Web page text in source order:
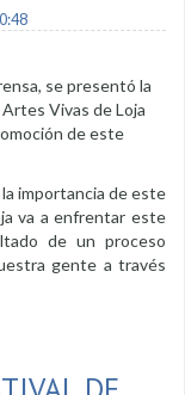
se presentó la
Vivas de Loja
de este
importancia de este
va a enfrentar este
de un proceso
gente a través